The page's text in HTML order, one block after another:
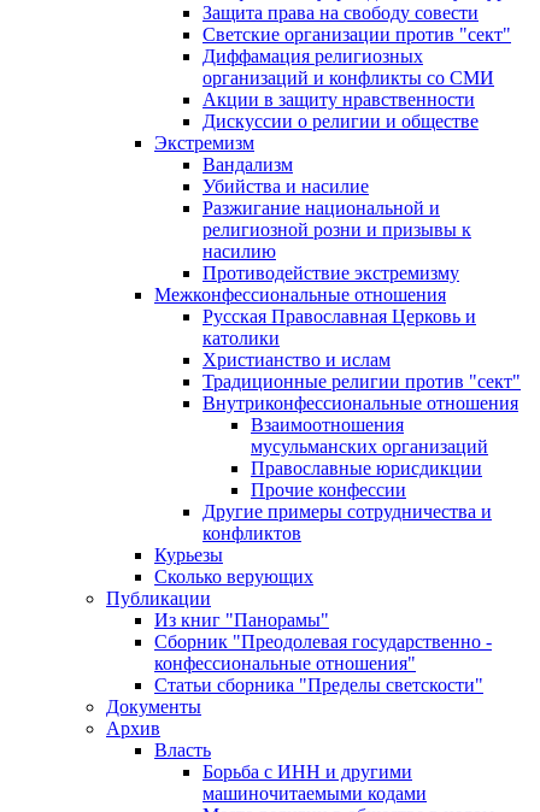
Защита права на свободу совести
Светские организации против "сект"
Диффамация религиозных
организаций и конфликты со СМИ
Акции в защиту нравственности
Дискуссии о религии и обществе
Экстремизм
Вандализм
Убийства и насилие
Разжигание национальной и
религиозной розни и призывы к
насилию
Противодействие экстремизму
Межконфессиональные отношения
Русская Православная Церковь и
католики
Христианство и ислам
Традиционные религии против "сект"
Внутриконфессиональные отношения
Взаимоотношения
мусульманских организаций
Православные юрисдикции
Прочие конфессии
Другие примеры сотрудничества и
конфликтов
Курьезы
Сколько верующих
Публикации
Из книг "Панорамы"
Сборник "Преодолевая государственно -
конфессиональные отношения"
Статьи сборника "Пределы светскости"
Документы
Архив
Власть
Борьба с ИНН и другими
машиночитаемыми кодами